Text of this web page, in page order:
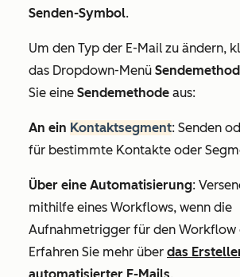
Senden-Symbol.
Um den Typ der E-Mail zu ändern,
das Dropdown-Menü
Sie eine Sendemethode aus:
An ein Kontaktsegment: Senden
für bestimmte Kontakte oder
Über eine Automatisierung:
mithilfe eines Workflows, wenn die
Aufnahmetrigger für den Workflow
Erfahren Sie mehr über das